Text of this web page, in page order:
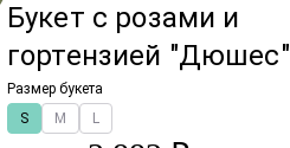
Букет с розами и
гортензией "Дюшес"
Размер букета
S
M L